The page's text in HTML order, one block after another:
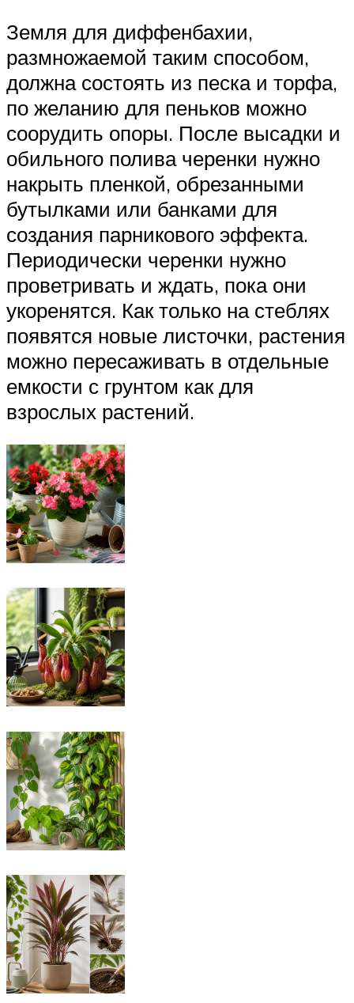
Земля для диффенбахии,
размножаемой таким способом,
должна состоять из песка и торфа,
по желанию для пеньков можно
соорудить опоры. После высадки и
обильного полива черенки нужно
накрыть пленкой, обрезанными
бутылками или банками для
создания парникового эффекта.
Периодически черенки нужно
проветривать и ждать, пока они
укоренятся. Как только на стеблях
появятся новые листочки, растения
можно пересаживать в отдельные
емкости с грунтом как для
взрослых растений.